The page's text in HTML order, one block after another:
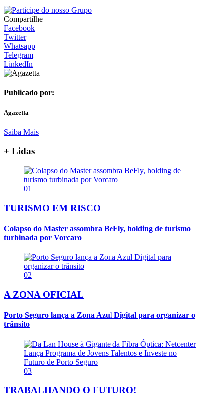
Compartilhe
Facebook
Twitter
Whatsapp
Telegram
LinkedIn
Publicado por:
Agazetta
Saiba Mais
+ Lidas
01
TURISMO EM RISCO
Colapso do Master assombra BeFly, holding de turismo
turbinada por Vorcaro
02
A ZONA OFICIAL
Porto Seguro lança a Zona Azul Digital para organizar o
trânsito
03
TRABALHANDO O FUTURO!